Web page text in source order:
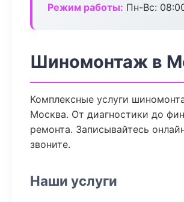
Режим работы: Пн-Вс:
Шиномонтаж в
Комплексные услуги
Москва. От диагностики до
ремонта. Записывайтесь
звоните.
Наши услуги